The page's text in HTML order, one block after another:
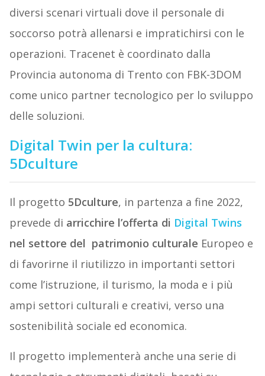
diversi scenari virtuali dove il personale di
soccorso potrà allenarsi e impratichirsi con le
operazioni. Tracenet è coordinato dalla
Provincia autonoma di Trento con FBK-3DOM
come unico partner tecnologico per lo sviluppo
delle soluzioni.
Digital Twin per la cultura:
5Dculture
Il progetto 5Dculture, in partenza a fine 2022,
prevede di arricchire l’offerta di Digital Twins
nel settore del patrimonio culturale Europeo e
di favorirne il riutilizzo in importanti settori
come l’istruzione, il turismo, la moda e i più
ampi settori culturali e creativi, verso una
sostenibilità sociale ed economica.
Il progetto implementerà anche una serie di